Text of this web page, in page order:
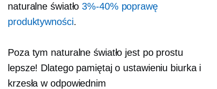
naturalne światło3%-40% poprawę
produktywności.
Poza tym naturalne światło jest po prostu
lepsze! Dlatego pamiętaj o ustawieniu biurka i
krzesła w odpowiednim